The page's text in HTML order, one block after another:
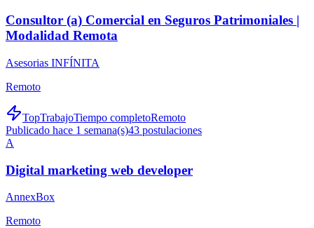
Consultor (a) Comercial en Seguros Patrimoniales |
Modalidad Remota
Asesorias INFÍNITA
Remoto
TopTrabajoTiempo completoRemoto
Publicado hace 1 semana(s)43 postulaciones
A
Digital marketing web developer
AnnexBox
Remoto